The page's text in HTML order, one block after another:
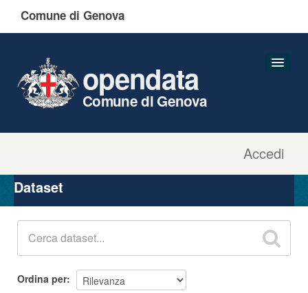
Comune di Genova
Accedi
opendata
Comune di Genova
Organizzazioni
Gruppi
Dataset
Ordina per